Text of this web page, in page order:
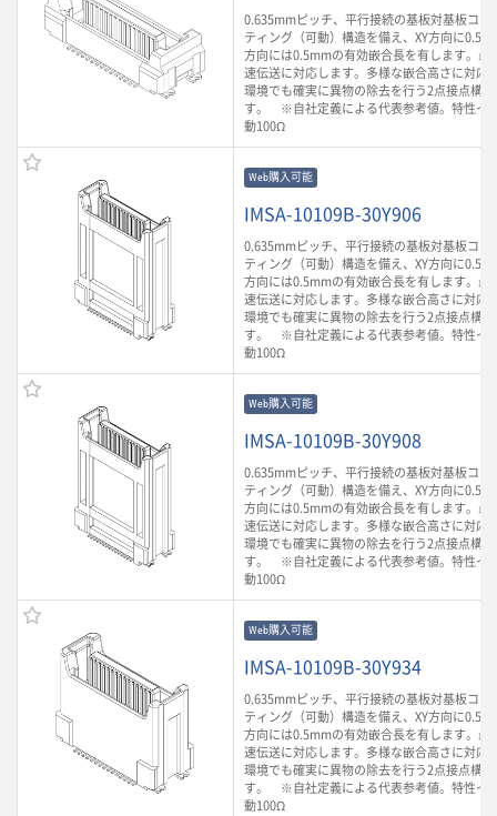
0.635mmピッチ、平行接続の基板対基板コネ
ティング（可動）構造を備え、XY方向に
方向には0.5mmの有効嵌合長を有します。
速伝送に対応します。多様な嵌合高さに対応
環境でも確実に異物の除去を行う2点接点構
す。 ※自社定義による代表参考値。特性イ
動100Ω
Web購入可能
IMSA-10109B-30Y906
0.635mmピッチ、平行接続の基板対基板コネ
ティング（可動）構造を備え、XY方向に
方向には0.5mmの有効嵌合長を有します。
速伝送に対応します。多様な嵌合高さに対応
環境でも確実に異物の除去を行う2点接点構
す。 ※自社定義による代表参考値。特性イ
動100Ω
Web購入可能
IMSA-10109B-30Y908
0.635mmピッチ、平行接続の基板対基板コネ
ティング（可動）構造を備え、XY方向に
方向には0.5mmの有効嵌合長を有します。
速伝送に対応します。多様な嵌合高さに対応
環境でも確実に異物の除去を行う2点接点構
す。 ※自社定義による代表参考値。特性イ
動100Ω
Web購入可能
IMSA-10109B-30Y934
0.635mmピッチ、平行接続の基板対基板コネ
ティング（可動）構造を備え、XY方向に
方向には0.5mmの有効嵌合長を有します。
速伝送に対応します。多様な嵌合高さに対応
環境でも確実に異物の除去を行う2点接点構
す。 ※自社定義による代表参考値。特性イ
動100Ω